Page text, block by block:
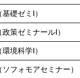
礎ゼミⅠ）
策ゼミナールⅠ）
境科学Ⅰ）
ソフォモアセミナー）